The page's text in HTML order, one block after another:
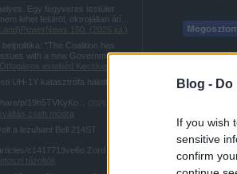
Blog -
If you wish
sensitive
confirm
Egy fegyveres testület
lehet felülrōl, oktrojáltan átí...
160. (2026 júl.)
"The Coalition has
with a new Government jet
Ötfogásos estebéd Kecskeméten
UH-1Y katasztrófa halottjának
p/19h5TVKyKo...
cseh módra
a lezuhant Bell 214ST
c1417713ve6o Zord
tűzoltók
Címkék:drón